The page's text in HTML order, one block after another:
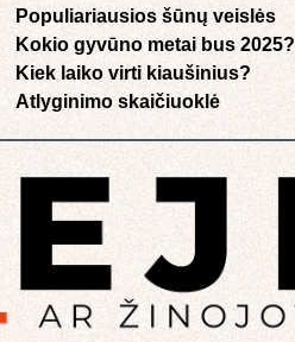
Populiariausios šūnų veislės
Kokio gyvūno metai bus 2025?
Kiek laiko virti kiaušinius?
Atlyginimo skaičiuoklė​